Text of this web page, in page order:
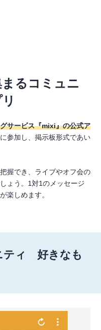
るコミュニ
サービス『mixi』の公式ア
参加し、掲示板形式であい
握でき、ライブやオフ会の
ょう。1対1のメッセージ
楽しめます。
ティ 好きなも